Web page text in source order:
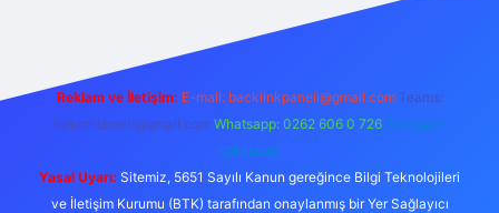
Reklam ve İletişim: E-mail: backlinkpaneli@gmail.com Teams:
forumhizmeti@gmail.com Whatsapp: 0262 606 0 726 Telegram:
@karabul
Yasal Uyarı: Sitemiz, 5651 Sayılı Kanun gereğince Bilgi Teknolojileri
ve İletişim Kurumu (BTK) tarafından onaylanmış bir Yer Sağlayıcı